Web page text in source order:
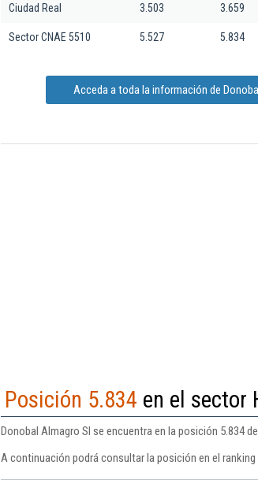
Ciudad Real 3.503 3.659
Sector CNAE 5510 5.527 5.834
Acceda a toda la información de
Posición 5.834 en el sector
Donobal Almagro Sl se encuentra en la posición 5.834
A continuación podrá consultar la posición en el